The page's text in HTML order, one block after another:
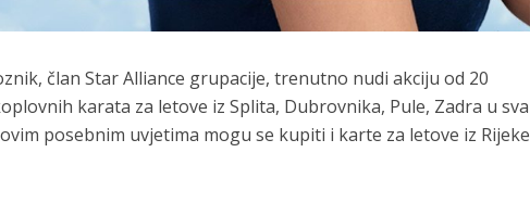
član Star Alliance grupacije, trenutno nudi akciju od 20
karata za letove iz Splita, Dubrovnika, Pule, Zadra u sva
posebnim uvjetima mogu se kupiti i karte za letove iz Rijeke